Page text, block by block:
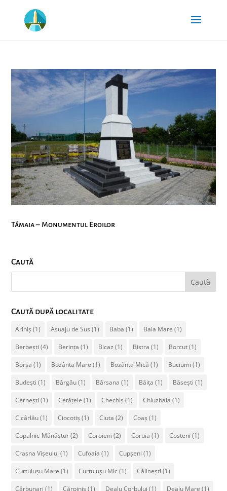
Tămaia – Monumentul Eroilor
Caută
Caută după localitate
Ariniș (1) Asuaju de Sus (1) Baba (1) Baia Mare (1)
Berbești (4) Berința (1) Bicaz (1) Bistra (1) Borcut(1)
Borșa (1) Bozânta Mare (1) Bozânta Mică (1) Buciumi (1)
Budești (1) Bârgău(1) Bârsana (1) Băița (1) Băsești (1)
Cernești (1) Cetățele (1) Chechiș (1) Chiuzbaia (1)
Cicârlău(1) Ciocotiș (1) Ciuta (2) Coaș (1)
Copalnic-Mănăștur(2) Coroieni (2) Coruia (1) Costeni (1)
Crasna Vișeului (1) Cufoaia (1) Cupșeni (1)
Curtuiușu Mare (1) Curtuiușu Mic(1) Călinești (1)
Cărbunari (1) Cărpiniș (1) Dealu Corbului (1) Dealu Mare (1)